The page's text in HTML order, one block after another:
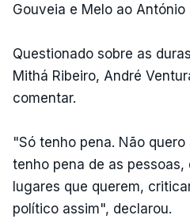
Gouveia e Melo ao António
Questionado sobre as
Mithá Ribeiro, André
comentar.
"Só tenho pena. Não
tenho pena de as pessoas,
lugares que querem,
político assim", declarou.